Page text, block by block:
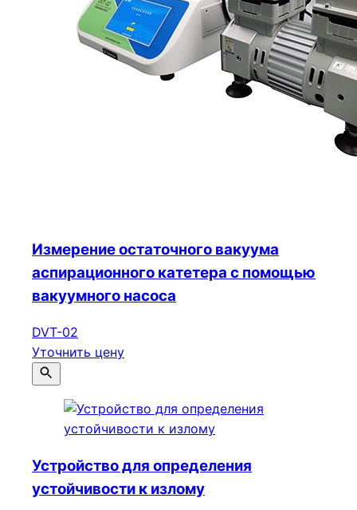
Измерение остаточного вакуума
аспирационного катетера с помощью
вакуумного насоса
DVT-02
Уточнить цену
Устройство для определения
устойчивости к излому